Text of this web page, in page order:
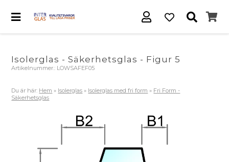
Isolerglas - Säkerhetsglas - Figur 5
Artikelnummer.: LOWSAFEF05
Du är här: Hem » Isolerglas » Isolerglas med fri form » Fri Form -
Säkerhetsglas